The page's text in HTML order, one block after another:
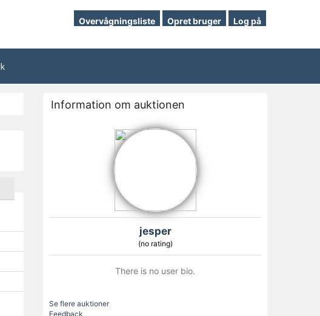
Overvågningsliste Opret bruger Log på
Information om auktionen
jesper
(no rating)
There is no user bio.
Se flere auktioner
Feedback